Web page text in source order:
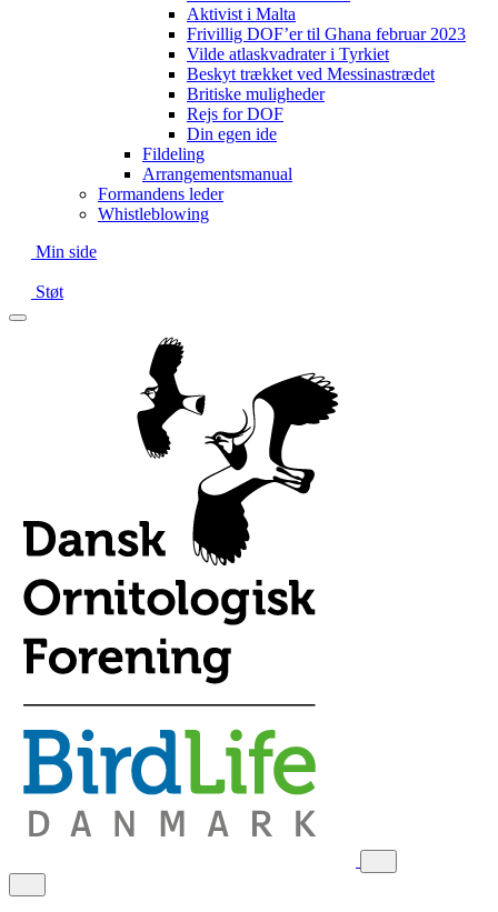
Aktivist i Malta
Frivillig DOF’er til Ghana februar 2023
Vilde atlaskvadrater i Tyrkiet
Beskyt trækket ved Messinastrædet
Britiske muligheder
Rejs for DOF
Din egen ide
Fildeling
Arrangementsmanual
Formandens leder
Whistleblowing
Min side
Støt